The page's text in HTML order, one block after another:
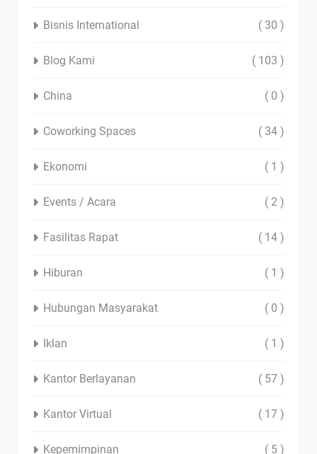
Bisnis International ( 30 )
Blog Kami ( 103 )
China ( 0 )
Coworking Spaces ( 34 )
Ekonomi ( 1 )
Events / Acara ( 2 )
Fasilitas Rapat ( 14 )
Hiburan ( 1 )
Hubungan Masyarakat ( 0 )
Iklan ( 1 )
Kantor Berlayanan ( 57 )
Kantor Virtual ( 17 )
Kepemimpinan ( 5 )